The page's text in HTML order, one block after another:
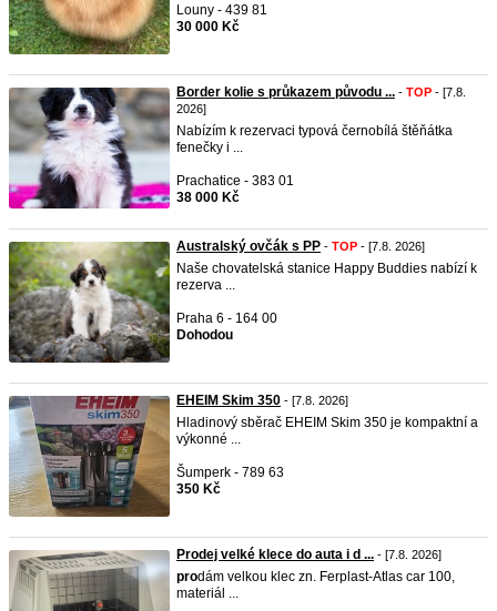
Louny - 439 81
30 000 Kč
Border kolie s průkazem původu ... - TOP - [7.8.
2026]
Nabízím k rezervaci typová černobílá štěňátka
fenečky i ...
Prachatice - 383 01
38 000 Kč
Australský ovčák s PP - TOP - [7.8. 2026]
Naše chovatelská stanice Happy Buddies nabízí k
rezerva ...
Praha 6 - 164 00
Dohodou
EHEIM Skim 350 - [7.8. 2026]
Hladinový sběrač EHEIM Skim 350 je kompaktní a
výkonné ...
Šumperk - 789 63
350 Kč
Prodej velké klece do auta i d ... - [7.8. 2026]
prodám velkou klec zn. Ferplast-Atlas car 100,
materiál ...